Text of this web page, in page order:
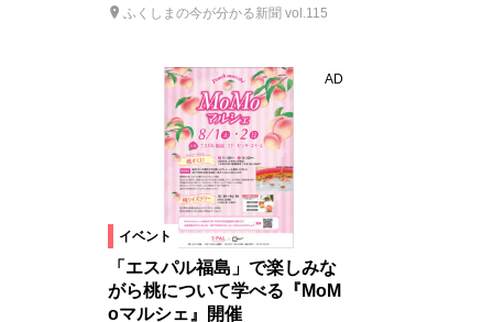
ふくしまの今が分かる新聞 vol.115
イベント
AD
「エスパル福島」で楽しみな
がら桃について学べる『MoM
oマルシェ』開催